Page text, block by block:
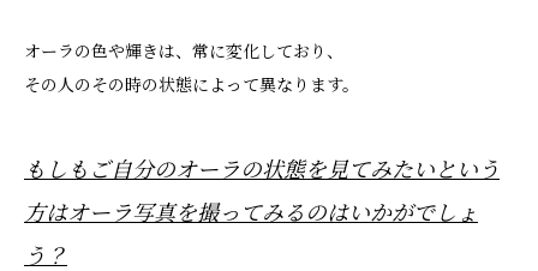
オーラの色や輝きは、常に変化しており、
その人のその時の状態によって異なります。
もしもご自分のオーラの状態を見てみたいという
方はオーラ写真を撮ってみるのはいかがでしょ
う？